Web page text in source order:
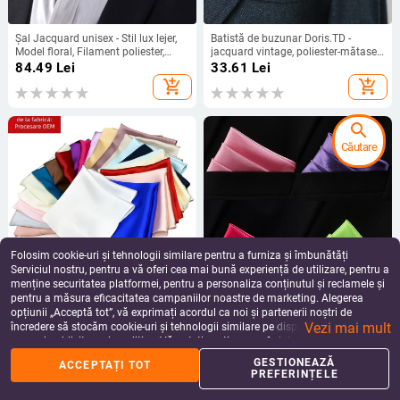
Șal Jacquard unisex - Stil lux lejer,
Model floral, Filament poliester,
Meisin Nalai
84.49 Lei
add_shopping_cart
Batistă de buzunar Doris.TD -
jacquard vintage, poliester-mătase,
imprimeu cu puncte
33.61 Lei
add_shopping_cart
Batistă de buzunar din mătase de
dud, unisex, pentru adulți
79.94Lei
add_shopping_cart
Batistă de buzunar, jacquard
monocrom, fir poliester, căptușeală
poliester, pentru adulți, unisex
35.18Lei
add_shopping_cart
Folosim cookie-uri și tehnologii similare pentru a furniza și îmbunătăți
Serviciul nostru, pentru a vă oferi cea mai bună experiență de utilizare, pentru a
menține securitatea platformei, pentru a personaliza conținutul și reclamele și
pentru a măsura eficacitatea campaniilor noastre de marketing. Alegerea
opțiunii „Acceptă tot”, vă exprimați acordul ca noi și partenerii noștri de
încredere să stocăm cookie-uri și tehnologii similare pe dispozitivul dvs. în
scopuri publicitare și analitice. Vă puteți gestiona preferințele în orice moment
făcând clic pe „Gestionează preferințele”. Pentru mai multe informații, vă
rugăm să consultațiPolitica noastră de confidențialitate.
Vezi mai mult
ACCEPTAȚI TOT
GESTIONEAZĂ
PREFERINȚELE
search
Căutare